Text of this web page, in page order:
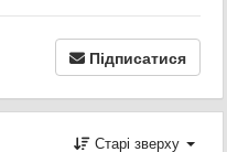
Підписатися
Старі зверху